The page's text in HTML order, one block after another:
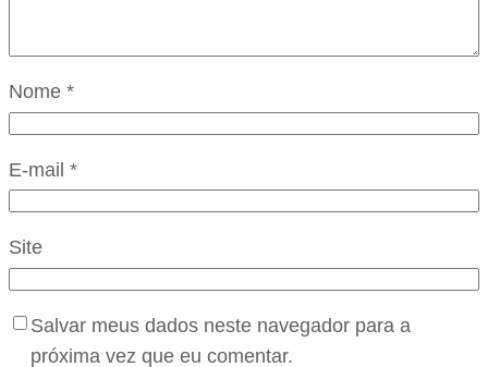
Nome *
E-mail *
Site
Salvar meus dados neste navegador para a
próxima vez que eu comentar.